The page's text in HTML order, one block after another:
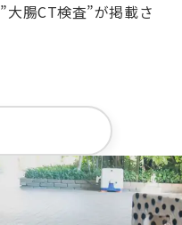
大腸CT検査”が掲載さ